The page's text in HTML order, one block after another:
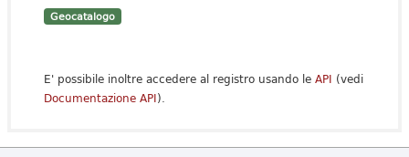
Geocatalogo
E' possibile inoltre accedere al registro usando le API (vedi
Documentazione API).